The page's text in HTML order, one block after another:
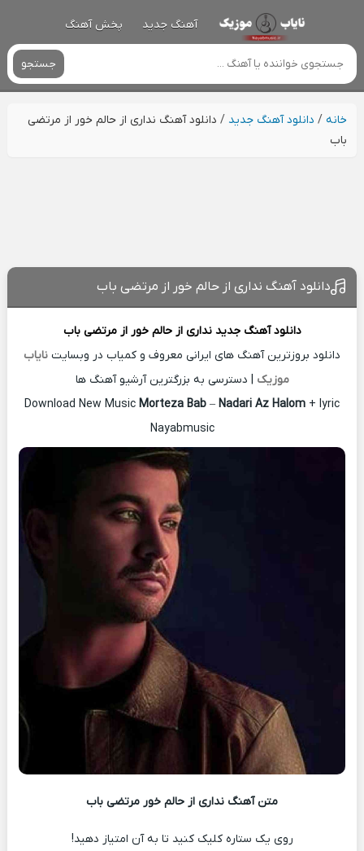
آهنگ جدید پخش آهنگ
جستجو
خانه/ دانلود آهنگ جدید / دانلود آهنگ نداری از حالم خور از مرتضی
باب
دانلود آهنگ نداری از حالم خور از مرتضی باب
دانلود آهنگ جدید نداری از حالم خور ازمرتضی باب
دانلود بروزترین آهنگ های ایرانی معروف و کمیاب در وبسایت نایاب
موزیک | دسترسی به بزرگترین آرشیو آهنگ ها
Download New Music Morteza Bab – Nadari Az Halom + lyric
Nayabmusic
متن آهنگ نداری از حالم خور مرتضی باب
روی یک ستاره کلیک کنید تا به آن امتیاز دهید!